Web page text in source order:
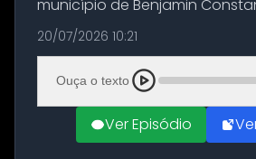
município de Benjamin
com a apreensão de
quilos de entorpecentes em
embarcação atracada no
materia...
20/07/2026 10:21
Ouça o texto
Ver Episódio